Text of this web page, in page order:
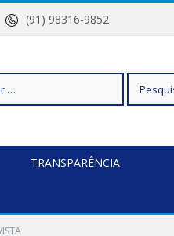
(91) 98316-9852
TRANSPARÊNCIA